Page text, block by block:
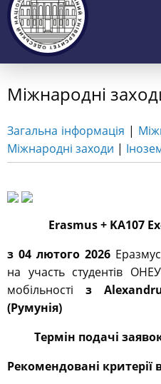
Міжнародні
Загальна інформація |
Міжнародні заходи |
Erasmus + KA107
з 04 лютого 2026
на участь студентів
мобільностіз
(Румунія)
Термін подачі
Рекомендовані критерії